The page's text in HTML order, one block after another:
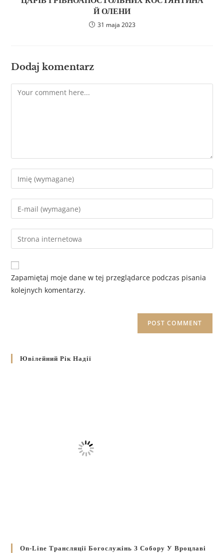
Й ОЛЕНИ
31 maja 2023
Dodaj komentarz
Zapamiętaj moje dane w tej przeglądarce podczas pisania
kolejnych komentarzy.
Ювілейний Рік Надії
On-Line Трансляції Богослужінь З Собору У Вроцлаві